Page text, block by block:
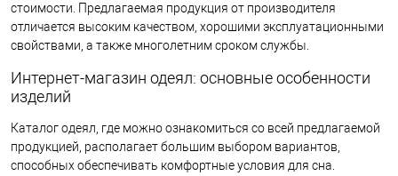
стоимости. Предлагаемая продукция от производителя
отличается высоким качеством, хорошими эксплуатационными
свойствами, а также многолетним сроком службы.
Интернет-магазин одеял: основные особенности
изделий
Каталог одеял, где можно ознакомиться со всей предлагаемой
продукцией, располагает большим выбором вариантов,
способных обеспечивать комфортные условия для сна.